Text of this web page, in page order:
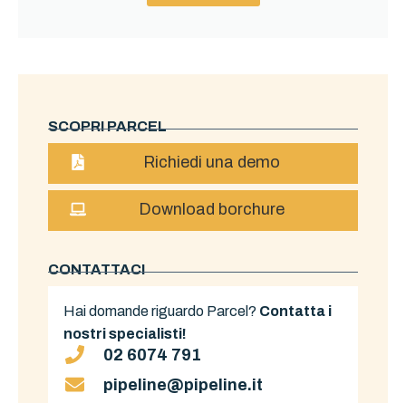
SCOPRI PARCEL
Richiedi una demo
Download borchure
CONTATTACI
Hai domande riguardo Parcel? Contatta i
nostri specialisti!
02 6074 791
pipeline@pipeline.it